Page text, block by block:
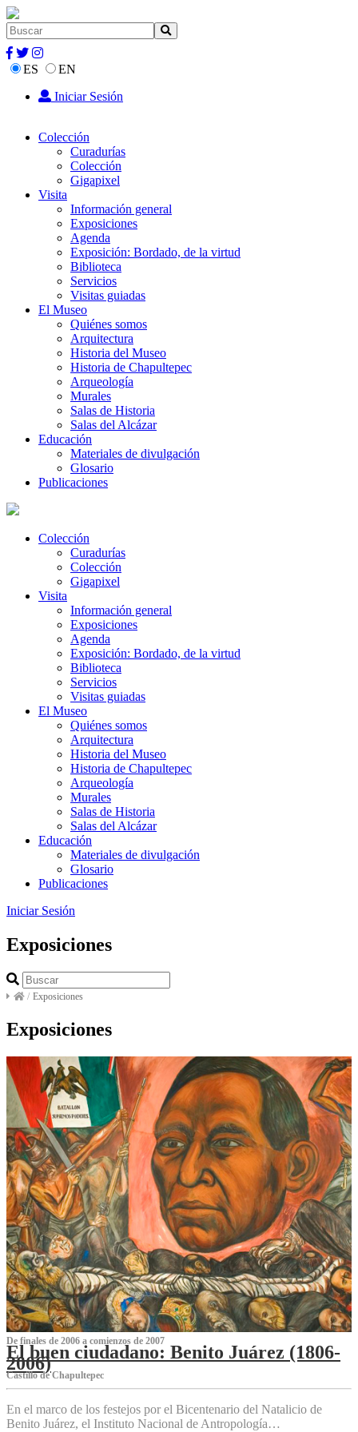
ES
EN
Iniciar Sesión
Colección
Curadurías
Colección
Gigapixel
Visita
Información general
Exposiciones
Agenda
Exposición: Bordado, de la virtud
Biblioteca
Servicios
Visitas guiadas
El Museo
Quiénes somos
Arquitectura
Historia del Museo
Historia de Chapultepec
Arqueología
Murales
Salas de Historia
Salas del Alcázar
Educación
Materiales de divulgación
Glosario
Publicaciones
Colección
Curadurías
Colección
Gigapixel
Visita
Información general
Exposiciones
Agenda
Exposición: Bordado, de la virtud
Biblioteca
Servicios
Visitas guiadas
El Museo
Quiénes somos
Arquitectura
Historia del Museo
Historia de Chapultepec
Arqueología
Murales
Salas de Historia
Salas del Alcázar
Educación
Materiales de divulgación
Glosario
Publicaciones
Iniciar Sesión
Exposiciones
/ Exposiciones
Exposiciones
De finales de 2006 a comienzos de 2007
El buen ciudadano: Benito Juárez (1806-
2006)
Castillo de Chapultepec
En el marco de los festejos por el Bicentenario del Natalicio de
Benito Juárez, el Instituto Nacional de Antropología…